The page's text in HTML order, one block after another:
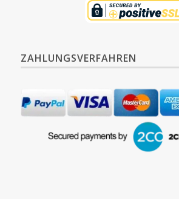
ZAHLUNGSVERFAHREN